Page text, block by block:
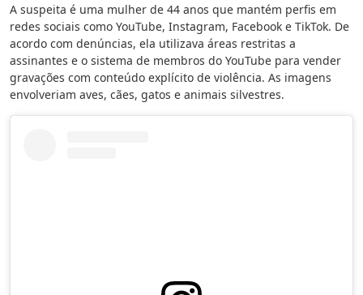
A suspeita é uma mulher de 44 anos que mantém perfis em
redes sociais como YouTube, Instagram, Facebook e TikTok. De
acordo com denúncias, ela utilizava áreas restritas a
assinantes e o sistema de membros do YouTube para vender
gravações com conteúdo explícito de violência. As imagens
envolveriam aves, cães, gatos e animais silvestres.